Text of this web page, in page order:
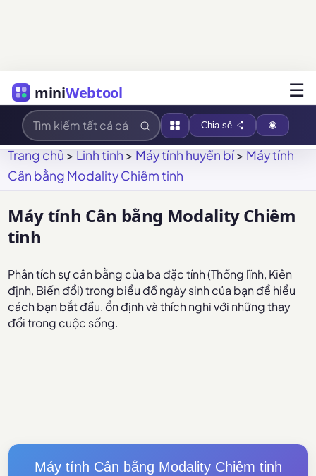
miniWebtool ☰
Chia sẻ
Trang chủ > Linh tinh > Máy tính huyền bí> Máy tính
Cân bằng Modality Chiêm tinh
Máy tính Cân bằng Modality Chiêm
tinh
Phân tích sự cân bằng của ba đặc tính (Thống lĩnh, Kiên
định, Biến đổi) trong biểu đồ ngày sinh của bạn để hiểu
cách bạn bắt đầu, ổn định và thích nghi với những thay
đổi trong cuộc sống.
Máy tính Cân bằng Modality Chiêm tinh